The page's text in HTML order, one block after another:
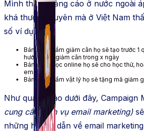
Mình thấy quảng cáo ở nước ngoài
khá thường xuyên mà ở Việt Nam
số ví dụ :
Bán sản phẩm giảm cân họ sẽ tạo trước 1
hướng dẫn giảm cân trong x ngày
Bán khóa học online họ sẽ cho học thử,
email
Bán sản phẩm vật lý họ sẽ tặng mã giảm
Như quảng cáo dưới đây, Campaign
cung cấp dịch vụ email marketing)
những hướng dẫn về email